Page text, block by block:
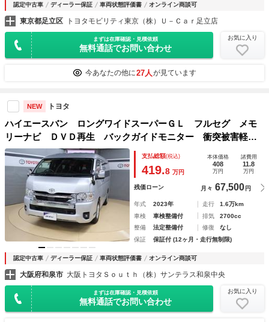
認定中古車 ディーラー保証 車両状態評価書 オンライン商談可
東京都足立区 トヨタモビリティ東京（株）Ｕ－Ｃａｒ足立店
まずは在庫確認・見積依頼
無料通話でお問い合わせ
お気に入り
今あなたの他に27人 が見ています
NEW トヨタ
ハイエースバン ロングワイドスーパーＧＬ フルセグ メモ
リーナビ ＤＶＤ再生 バックガイドモニター 衝突被害軽減
システム ＰＫＳＢ ＬＤＡ クリアランスソナー ＥＴＣ
デジタルインナーミラー ＬＥＤヘッドランプ ワンオーナー
支払総額(税込)
419.8 万円
本体価格
408
万円
諸費用
11.8
万円
残価ローン 月々 67,500 円
年式 2023年 走行
1.6万km
車検
車検整備付 排気
2700cc
整備
法定整備付 修復
なし
保証
保証付 (12ヶ月・走行無制限)
認定中古車 ディーラー保証 車両状態評価書 オンライン商談可
大阪府和泉市 大阪トヨタＳｏｕｔｈ（株）サンテラス和泉中央
まずは在庫確認・見積依頼
無料通話でお問い合わせ
お気に入り